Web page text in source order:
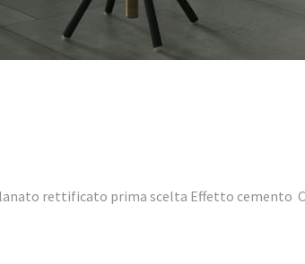
rettificato prima scelta Effetto cemento